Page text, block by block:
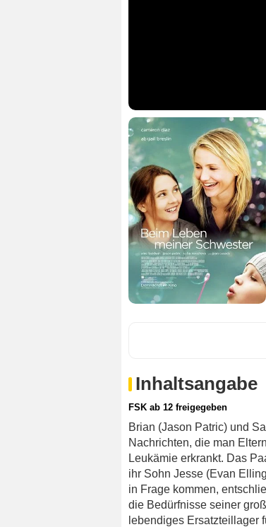
Inhaltsangabe
FSK ab 12 freigegeben
Brian (Jason Patric) und
Nachrichten, die man
Leukämie erkrankt. Das
ihr Sohn Jesse (Evan
in Frage kommen,
die Bedürfnisse seiner
lebendiges Ersatzteillager